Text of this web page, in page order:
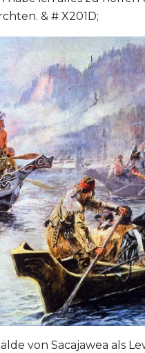
& # X201D;
von Sacajawea als